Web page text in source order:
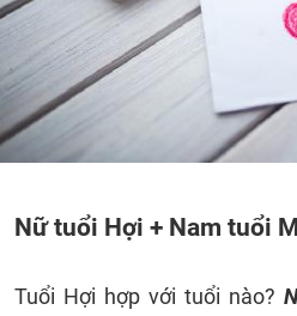
Nữ tuổi Hợi + Nam tuổi
Tuổi Hợi hợp với tuổi nào?